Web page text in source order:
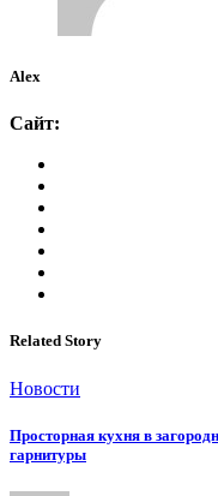
Alex
Сайт:
Related Story
Новости
Просторная кухня в
гарнитуры